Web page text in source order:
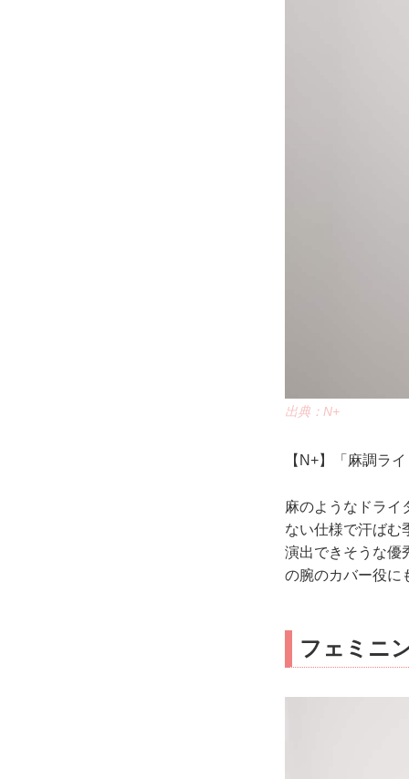
出典：N+
【N+】「麻調ラ
麻のようなドライ
ない仕様で汗ばむ
演出できそうな優
の腕のカバー役に
フェミニ